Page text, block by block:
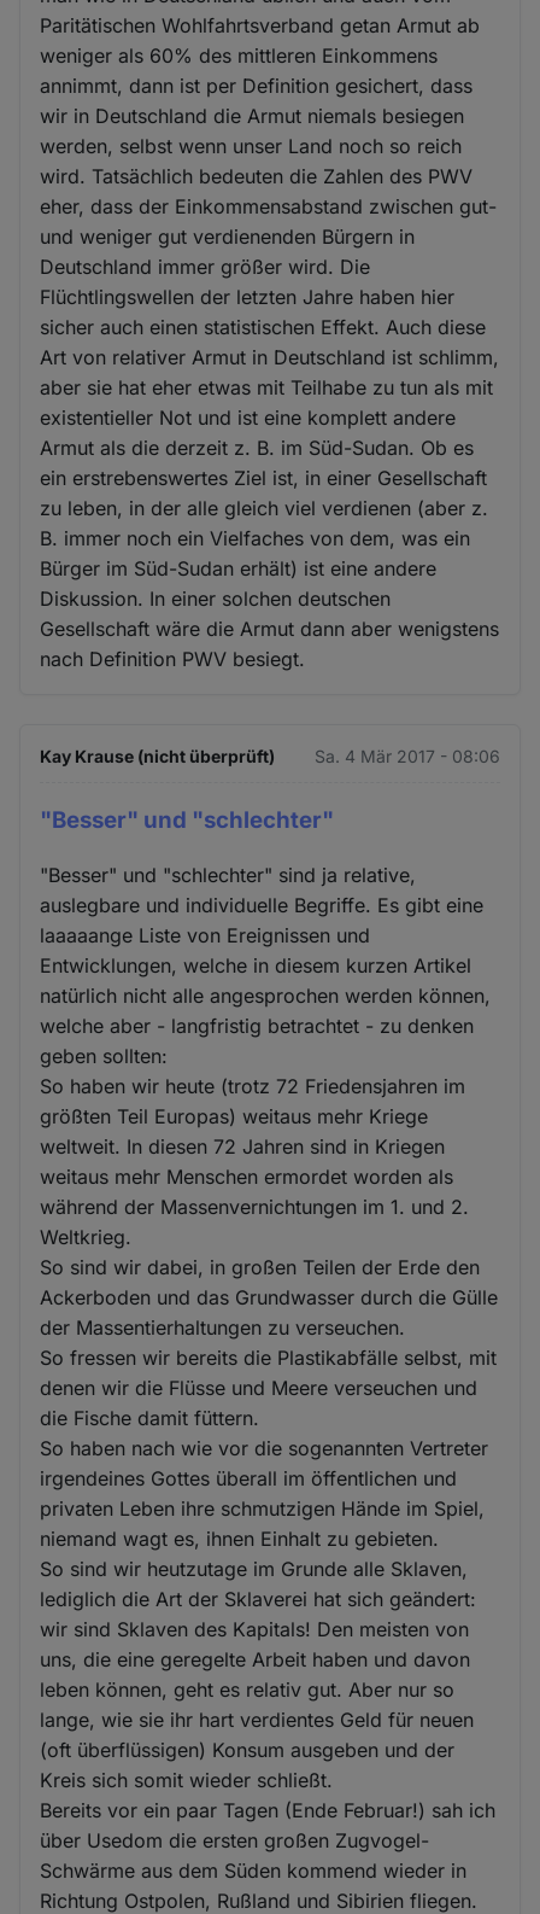
Paritätischen Wohlfahrtsverband getan Armut ab
weniger als 60% des mittleren Einkommens
annimmt, dann ist per Definition gesichert, dass
wir in Deutschland die Armut niemals besiegen
werden, selbst wenn unser Land noch so reich
wird. Tatsächlich bedeuten die Zahlen des PWV
eher, dass der Einkommensabstand zwischen gut-
und weniger gut verdienenden Bürgern in
Deutschland immer größer wird. Die
Flüchtlingswellen der letzten Jahre haben hier
sicher auch einen statistischen Effekt. Auch diese
Art von relativer Armut in Deutschland ist schlimm,
aber sie hat eher etwas mit Teilhabe zu tun als mit
existentieller Not und ist eine komplett andere
Armut als die derzeit z. B. im Süd-Sudan. Ob es
ein erstrebenswertes Ziel ist, in einer Gesellschaft
zu leben, in der alle gleich viel verdienen (aber z.
B. immer noch ein Vielfaches von dem, was ein
Bürger im Süd-Sudan erhält) ist eine andere
Diskussion. In einer solchen deutschen
Gesellschaft wäre die Armut dann aber wenigstens
nach Definition PWV besiegt.
Kay Krause (nicht überprüft) Sa. 4 Mär 2017 - 08:06
"Besser" und "schlechter"
"Besser" und "schlechter" sind ja relative,
auslegbare und individuelle Begriffe. Es gibt eine
laaaaange Liste von Ereignissen und
Entwicklungen, welche in diesem kurzen Artikel
natürlich nicht alle angesprochen werden können,
welche aber - langfristig betrachtet - zu denken
geben sollten:
So haben wir heute (trotz 72 Friedensjahren im
größten Teil Europas) weitaus mehr Kriege
weltweit. In diesen 72 Jahren sind in Kriegen
weitaus mehr Menschen ermordet worden als
während der Massenvernichtungen im 1. und 2.
Weltkrieg.
So sind wir dabei, in großen Teilen der Erde den
Ackerboden und das Grundwasser durch die Gülle
der Massentierhaltungen zu verseuchen.
So fressen wir bereits die Plastikabfälle selbst, mit
denen wir die Flüsse und Meere verseuchen und
die Fische damit füttern.
So haben nach wie vor die sogenannten Vertreter
irgendeines Gottes überall im öffentlichen und
privaten Leben ihre schmutzigen Hände im Spiel,
niemand wagt es, ihnen Einhalt zu gebieten.
So sind wir heutzutage im Grunde alle Sklaven,
lediglich die Art der Sklaverei hat sich geändert:
wir sind Sklaven des Kapitals! Den meisten von
uns, die eine geregelte Arbeit haben und davon
leben können, geht es relativ gut. Aber nur so
lange, wie sie ihr hart verdientes Geld für neuen
(oft überflüssigen) Konsum ausgeben und der
Kreis sich somit wieder schließt.
Bereits vor ein paar Tagen (Ende Februar!) sah ich
über Usedom die ersten großen Zugvogel-
Schwärme aus dem Süden kommend wieder in
Richtung Ostpolen, Rußland und Sibirien fliegen.